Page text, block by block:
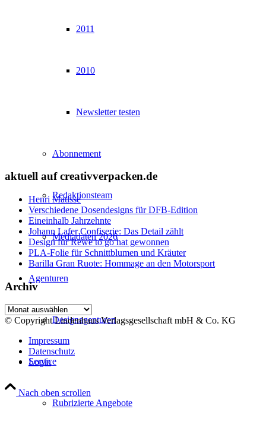
2011
2010
Newsletter testen
Abonnement
Redaktionsteam
Mediadaten 2026
Agenturen
Designagenturen
Service
Rubrizierte Angebote
aktuell auf creativverpacken.de
Henri Matisse
Verschiedene Dosendesigns für DFB-Edition
Eineinhalb Jahrzehnte
Johann Lafer Confiserie: Das Detail zählt
Design für Rewe to go hat gewonnen
PLA-Folie für Schnittblumen und Kräuter
Barilla Gran Ruote: Hommage an den Motorsport
Archiv
Archiv
© Copyright Lindenhaus Verlagsgesellschaft mbH & Co. KG
Impressum
Datenschutz
Login
Nach oben scrollen